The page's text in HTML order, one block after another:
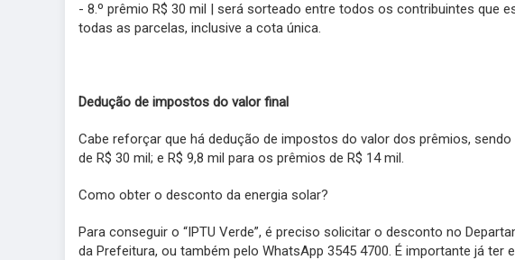
- 8.º prêmio R$ 30 mil | será sorteado entre todos os contribuintes que
todas as parcelas, inclusive a cota única.
Dedução de impostos do valor final
Cabe reforçar que há dedução de impostos do valor dos prêmios,
de R$ 30 mil; e R$ 9,8 mil para os prêmios de R$ 14 mil.
Como obter o desconto da energia solar?
Para conseguir o “IPTU Verde”, é preciso solicitar o desconto no
da Prefeitura, ou também pelo WhatsApp 3545 4700. É importante já